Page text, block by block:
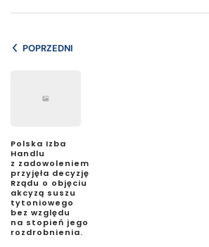
POPRZEDNI
Polska Izba
Handlu
z zadowoleniem
przyjęła decyzję
Rządu o objęciu
akcyzą suszu
tytoniowego
bez względu
na stopień jego
rozdrobnienia.